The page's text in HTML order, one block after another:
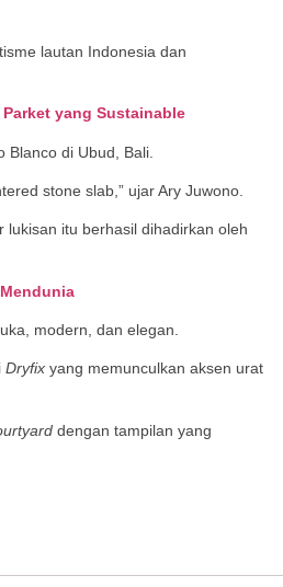
lautan Indonesia dan
yang Sustainable
di Ubud, Bali.
stone slab,” ujar Ary Juwono.
itu berhasil dihadirkan oleh
modern, dan elegan.
Dryfix yang memunculkan aksen urat
dengan tampilan yang